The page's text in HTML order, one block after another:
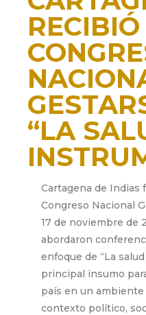
RECIBIÓ
“LA
DE PAZ”
noviembre 29, 2017
Cartagena de Indias
Congreso Nacional
17 de noviembre de
abordaron
enfoque de “La
principal insumo
país en un ambiente
contexto político,